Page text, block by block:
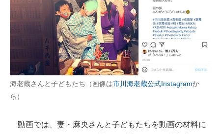
海老蔵さんと子どもたち（画像は市川海老蔵公式Instagramか
ら）
動画では、妻・麻央さんと子どもたちを動画の材料に